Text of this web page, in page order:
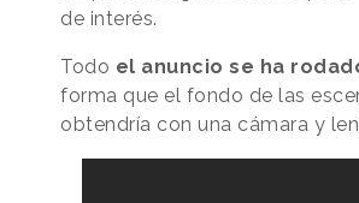
de interés.
Todo el anuncio se ha
forma que el fondo de las
obtendría con una cámara y